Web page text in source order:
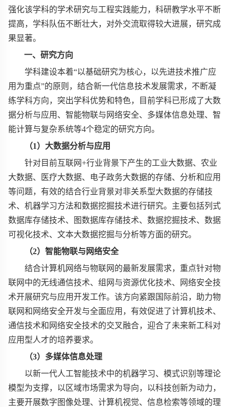
强化该学科的学术研究与工程实践能力，科研教学水平不断
提高，学科队伍不断壮大，对外交流取得较大进展，研究成
果显著。
一、研究方向
学科建设本着“以基础研究为核心，以先进技术推广应
用为重点”的原则，结合新一代信息技术发展需求，不断凝
练学科方向，突出学科优势和特色，目前学科已形成了大数
据分析与应用、智能物联与网络安全、多媒体信息处理、智
能计算与复杂系统等4个稳定的研究方向。
（1）大数据分析与应用
针对目前互联网+行业背景下产生的工业大数据、农业
大数据、医疗大数据、电子政务大数据的存储、分析和应用
等问题，有效的结合行业背景对非关系型大数据的存储技
术、机器学习方法和数据挖掘技术进行研究。主要包括列式
数据库存储技术、图数据库存储技术、数据挖掘技术、数据
可视化技术、文本大数据挖掘与分析等方面的研究。
（2）智能物联与网络安全
结合计算机网络与物联网的最新发展需求，重点针对物
联网中的无线通信技术、组网与资源优化技术、网络安全技
术开展研究与应用开发工作。该方向紧跟国际前沿，助力物
联网和网络安全开发与全面应用，有效促进了计算机技术、
通信技术和网络安全技术的交叉融合，迎合了未来新工科对
应用型人才的培养要求。
（3）多媒体信息处理
以新一代人工智能技术中的机器学习、模式识别等理论
模型为支撑，以区域市场需求为导向，以科技创新为动力，
主要开展数字图像处理、计算机视觉、信息检索等领域的理